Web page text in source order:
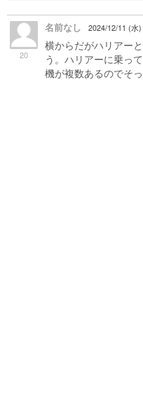
20
名前なし 2024/12/11 (水
横からだがハリアー
う。ハリアーに乗っ
機が複数あるのでそ